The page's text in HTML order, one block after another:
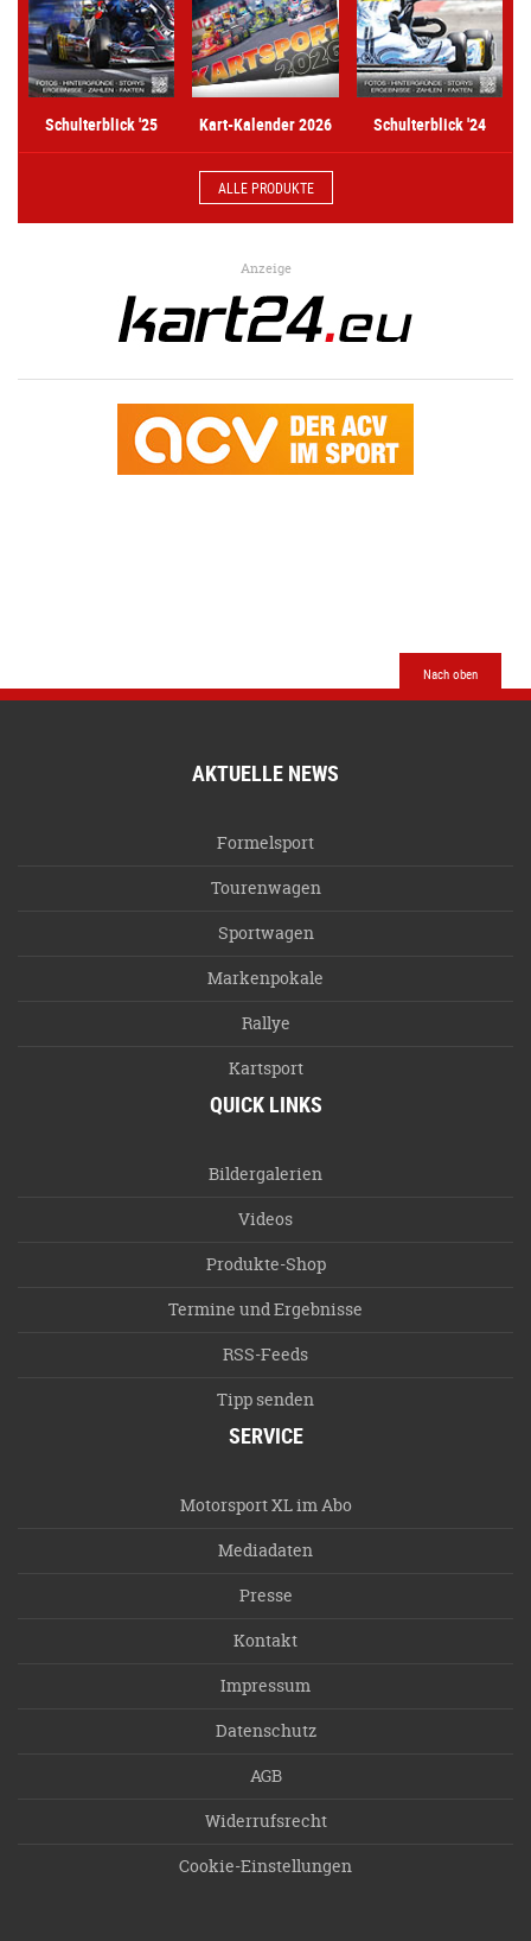
Schulterblick '25 Kart-Kalender 2026 Schulterblick '24
ALLE PRODUKTE
Anzeige
Nach oben
AKTUELLE NEWS
Formelsport
Tourenwagen
Sportwagen
Markenpokale
Rallye
Kartsport
QUICK LINKS
Bildergalerien
Videos
Produkte-Shop
Termine und Ergebnisse
RSS-Feeds
Tipp senden
SERVICE
Motorsport XL im Abo
Mediadaten
Presse
Kontakt
Impressum
Datenschutz
AGB
Widerrufsrecht
Cookie-Einstellungen